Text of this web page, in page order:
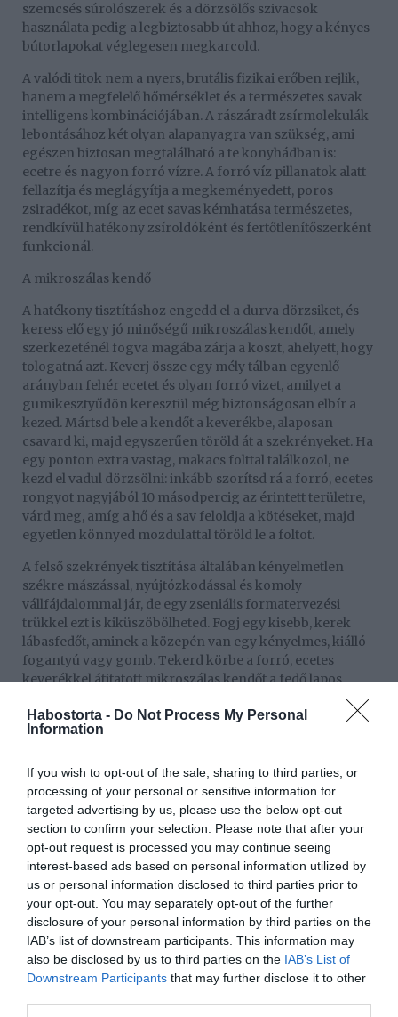
Habostorta - Do Not Process My Personal
Information
If you wish to opt-out of the sale, sharing to third parties, or
processing of your personal or sensitive information for
targeted advertising by us, please use the below opt-out
section to confirm your selection. Please note that after your
opt-out request is processed you may continue seeing
interest-based ads based on personal information utilized by
us or personal information disclosed to third parties prior to
your opt-out. You may separately opt-out of the further
disclosure of your personal information by third parties on the
IAB’s list of downstream participants. This information may
also be disclosed by us to third parties on the IAB’s List of
Downstream Participants that may further disclose it to other
szemcsés súrolószerek és a dörzsölős szivacsok
használata pedig a legbiztosabb út ahhoz, hogy a kényes
bútorlapokat véglegesen megkarcold.
A valódi titok nem a nyers, brutális fizikai erőben rejlik,
hanem a megfelelő hőmérséklet és a természetes savak
intelligens kombinációjában. A rászáradt zsírmolekulák
lebontásához két olyan alapanyagra van szükség, ami
egészen biztosan megtalálható a te konyhádban is:
ecetre és nagyon forró vízre. A forró víz pillanatok alatt
fellazítja és meglágyítja a megkeményedett, poros
zsiradékot, míg az ecet savas kémhatása természetes,
rendkívül hatékony zsíroldóként és fertőtlenítőszerként
funkcionál.
A mikroszálas kendő
A hatékony tisztításhoz engedd el a durva dörzsiket, és
keress elő egy jó minőségű mikroszálas kendőt, amely
szerkezeténél fogva magába zárja a koszt, ahelyett, hogy
tologatná azt. Keverj össze egy mély tálban egyenlő
arányban fehér ecetet és olyan forró vizet, amilyet a
gumikesztyűdön keresztül még biztonságosan elbír a
kezed. Mártsd bele a kendőt a keverékbe, alaposan
csavard ki, majd egyszerűen töröld át a szekrényeket. Ha
egy ponton extra vastag, makacs folttal találkozol, ne
kezd el vadul dörzsölni: inkább szorítsd rá a forró, ecetes
rongyot nagyjából 10 másodpercig az érintett területre,
várd meg, amíg a hő és a sav feloldja a kötéseket, majd
egyetlen könnyed mozdulattal töröld le a foltot.
A felső szekrények tisztítása általában kényelmetlen
székre mászással, nyújtózkodással és komoly
vállfájdalommal jár, de egy zseniális formatervezési
trükkel ezt is kiküszöbölheted. Fogj egy kisebb, kerek
lábasfedőt, aminek a közepén van egy kényelmes, kiálló
fogantyú vagy gomb. Tekerd körbe a forró, ecetes
keverékkel átitatott mikroszálas kendőt a fedő lapos
szorosan kösd vagy csíptesd hozzá a középső
fogantyúhoz. Ezzel a módszerrel kaptál egy tökéletesen
tisztítóeszközt. A fedő lapos részét a szekrényre nyomva,
egyetlen határozott és egyenletes mozdulattal tudsz
hatalmas felületeket tisztára törölni, így az ujjaid és a
csuklód egyáltalán nem fognak elfáradni a munka
végére.
Mi lesz a szúrós szaggal?
Sokakat elriaszt az ecet használata a takarítás során
annak intenzív, szúrós aromája miatt, ám emiatt egy
másodpercig sem kell aggódnod. Amint a megtisztított
bútorfelület teljesen megszárad, az ecet jellegzetes illata
néhány percen belül nyomtalanul elillan a levegőből. Ha
mégis szeretnéd fokozni az élményt, cseppents a forró